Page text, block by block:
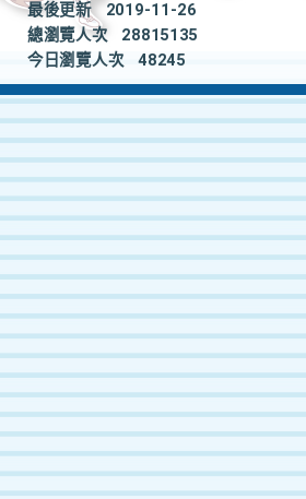
最後更新
2019-11-26
總瀏覽人次
28815135
今日瀏覽人次
48245